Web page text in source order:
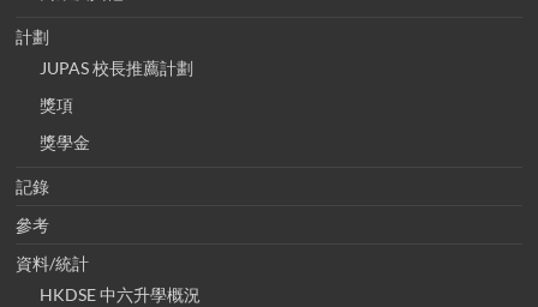
計劃
JUPAS 校長推薦計劃
獎項
獎學金
記錄
參考
資料/統計
HKDSE 中六升學概況